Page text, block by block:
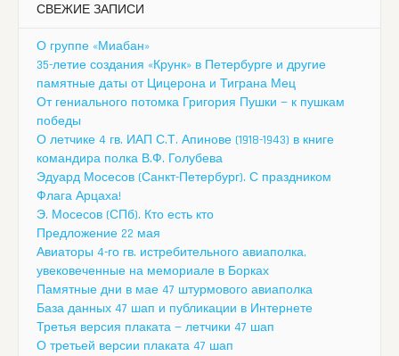
СВЕЖИЕ ЗАПИСИ
О группе «Миабан»
35-летие создания «Крунк» в Петербурге и другие
памятные даты от Цицерона и Тиграна Мец
От гениального потомка Григория Пушки — к пушкам
победы
О летчике 4 гв. ИАП С.Т. Апинове (1918-1943) в книге
командира полка В.Ф. Голубева
Эдуард Мосесов (Санкт-Петербург). С праздником
Флага Арцаха!
Э. Мосесов (СПб). Кто есть кто
Предложение 22 мая
Авиаторы 4-го гв. истребительного авиаполка,
увековеченные на мемориале в Борках
Памятные дни в мае 47 штурмового авиаполка
База данных 47 шап и публикации в Интернете
Третья версия плаката — летчики 47 шап
О третьей версии плаката 47 шап